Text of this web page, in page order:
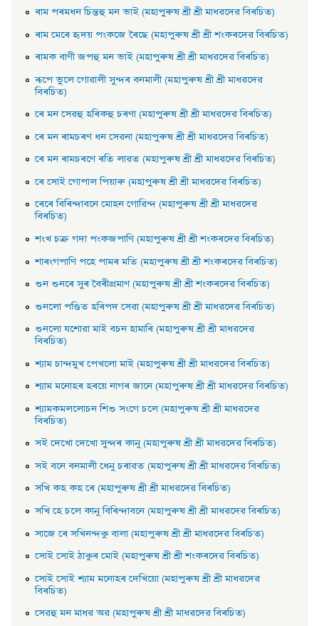
ৰাম পৰমধন চিন্তহু মন ভাই (মহাপুৰুষ শ্ৰী শ্ৰী মাধৱদেৱ বিৰচিত)
ৰাম মেৰে হৃদয় পংকজে ৰৈছে (মহাপুৰুষ শ্ৰী শ্ৰী শংকৰদেৱ বিৰচিত)
ৰামক বাণী জপহু মন ভাই (মহাপুৰুষ শ্ৰী শ্ৰী মাধৱদেৱ বিৰচিত)
ৰূপে ভুলে গােৱালী সুন্দৰ বনমালী (মহাপুৰুষ শ্ৰী শ্ৰী মাধৱদেৱ
বিৰচিত)
ৰে মন সেৱহু হৰিকহু চৰণা (মহাপুৰুষ শ্ৰী শ্ৰী মাধৱদেৱ বিৰচিত)
ৰে মন ৰামচৰণ ধন সেৱনা (মহাপুৰুষ শ্ৰী শ্ৰী মাধৱদেৱ বিৰচিত)
ৰে মন ৰামচৰণে ৰতি লাৱত (মহাপুৰুষ শ্ৰী শ্ৰী মাধৱদেৱ বিৰচিত)
ৰে সােই গােপাল পিয়াৰু (মহাপুৰুষ শ্ৰী শ্ৰী মাধৱদেৱ বিৰচিত)
ৰেৰে বিৰিন্দাবনে মােহন গােৱিন্দ (মহাপুৰুষ শ্ৰী শ্ৰী মাধৱদেৱ
বিৰচিত)
শংখ চক্র গদা পংকজপাণি (মহাপুৰুষ শ্ৰী শ্ৰী শংকৰদেৱ বিৰচিত)
শাৰংগপাণি পহে পামৰ মতি (মহাপুৰুষ শ্ৰী শ্ৰী শংকৰদেৱ বিৰচিত)
শুন শুনৰে সুৰ বৈৰীপ্রমাণ (মহাপুৰুষ শ্ৰী শ্ৰী শংকৰদেৱ বিৰচিত)
শুনলাে পণ্ডিত হৰিপদ সেৱা (মহাপুৰুষ শ্ৰী শ্ৰী মাধৱদেৱ বিৰচিত)
শুনলাে যশােৱা মাই বচন হামাৰি (মহাপুৰুষ শ্ৰী শ্ৰী মাধৱদেৱ
বিৰচিত)
শ্যাম চান্দমুখ পেখলাে মাই (মহাপুৰুষ শ্ৰী শ্ৰী মাধৱদেৱ বিৰচিত)
শ্যাম মনােহৰ হৰয়ে নাগৰ জানে (মহাপুৰুষ শ্ৰী শ্ৰী মাধৱদেৱ বিৰচিত)
শ্যামকমললােচন শিশু সংগে চলে (মহাপুৰুষ শ্ৰী শ্ৰী মাধৱদেৱ
বিৰচিত)
সই দেখাে দেখাে সুন্দৰ কানু (মহাপুৰুষ শ্ৰী শ্ৰী মাধৱদেৱ বিৰচিত)
সই বনে বনমালী ধেনু চৰাৱত (মহাপুৰুষ শ্ৰী শ্ৰী মাধৱদেৱ বিৰচিত)
সখি কহ কহ ৰে (মহাপুৰুষ শ্ৰী শ্ৰী মাধৱদেৱ বিৰচিত)
সখি হে চলে কানু বিৰিন্দাবনে (মহাপুৰুষ শ্ৰী শ্ৰী মাধৱদেৱ বিৰচিত)
সাজে ৰে সখিনন্দকু বালা (মহাপুৰুষ শ্ৰী শ্ৰী মাধৱদেৱ বিৰচিত)
সােই সােই ঠাকুৰ মােই (মহাপুৰুষ শ্ৰী শ্ৰী শংকৰদেৱ বিৰচিত)
সােই সােই শ্যাম মনােহৰ দেখিয়াে (মহাপুৰুষ শ্ৰী শ্ৰী মাধৱদেৱ
বিৰচিত)
সেৱহু মন মাধৱ অৱ (মহাপুৰুষ শ্ৰী শ্ৰী মাধৱদেৱ বিৰচিত)